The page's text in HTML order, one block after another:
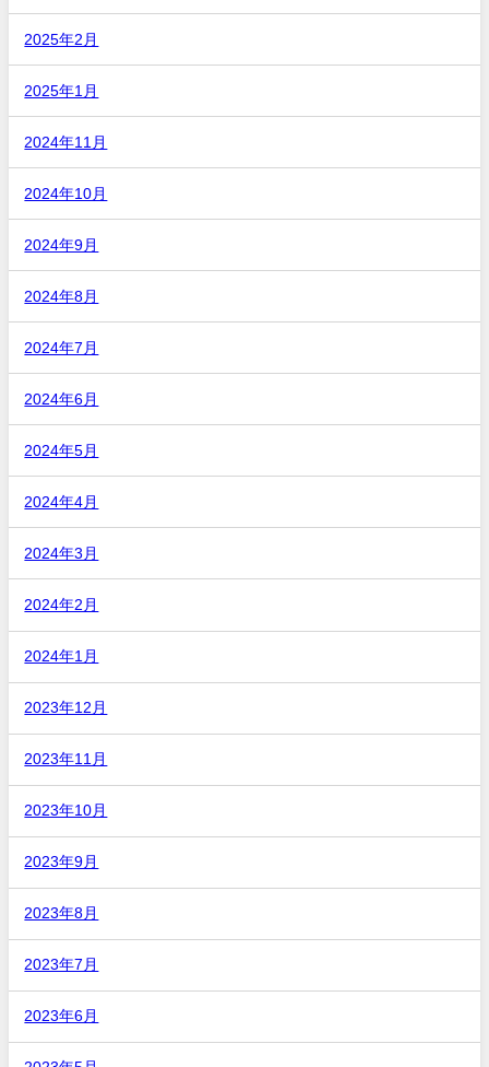
2025年2月
2025年1月
2024年11月
2024年10月
2024年9月
2024年8月
2024年7月
2024年6月
2024年5月
2024年4月
2024年3月
2024年2月
2024年1月
2023年12月
2023年11月
2023年10月
2023年9月
2023年8月
2023年7月
2023年6月